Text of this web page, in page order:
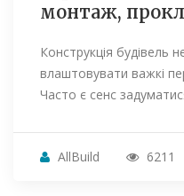
монтаж,
Конструкція будівель
влаштовувати важкі
Часто є сенс
AllBuild 6211